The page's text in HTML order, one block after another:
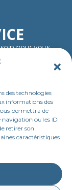
des technologies
informations des
permettra de
navigation ou les ID
retirer son
caractéristiques
pour vous
de rouler…